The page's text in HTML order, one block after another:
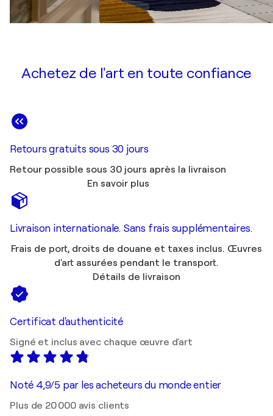
Achetez de l'art en toute confiance
Retours gratuits sous 30 jours
Retour possible sous 30 jours après la livraison
En savoir plus
Livraison internationale. Sans frais supplémentaires.
Frais de port, droits de douane et taxes inclus. Œuvres
d'art assurées pendant le transport.
Détails de livraison
Certificat d'authenticité
Signé et inclus avec chaque œuvre d'art
Noté 4,9/5 par les acheteurs du monde entier
Plus de 20 000 avis clients